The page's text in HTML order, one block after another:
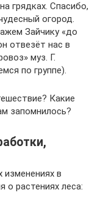
грядках. Спасибо,
огород.
Зайчику «до
отвезёт нас в
муз. Г.
по группе).
Какие
запомнилось?
изменениях в
о растениях леса: